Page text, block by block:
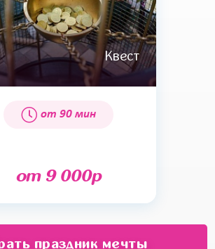
Квест
от 90 мин
от 9 000р
праздник мечты